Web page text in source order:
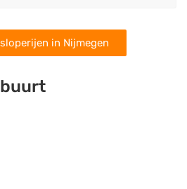
in Nijmegen